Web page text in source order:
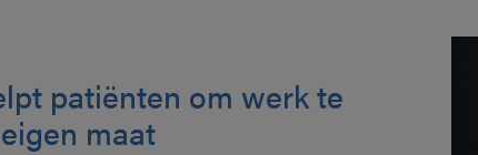
patiënten om werk te
maat